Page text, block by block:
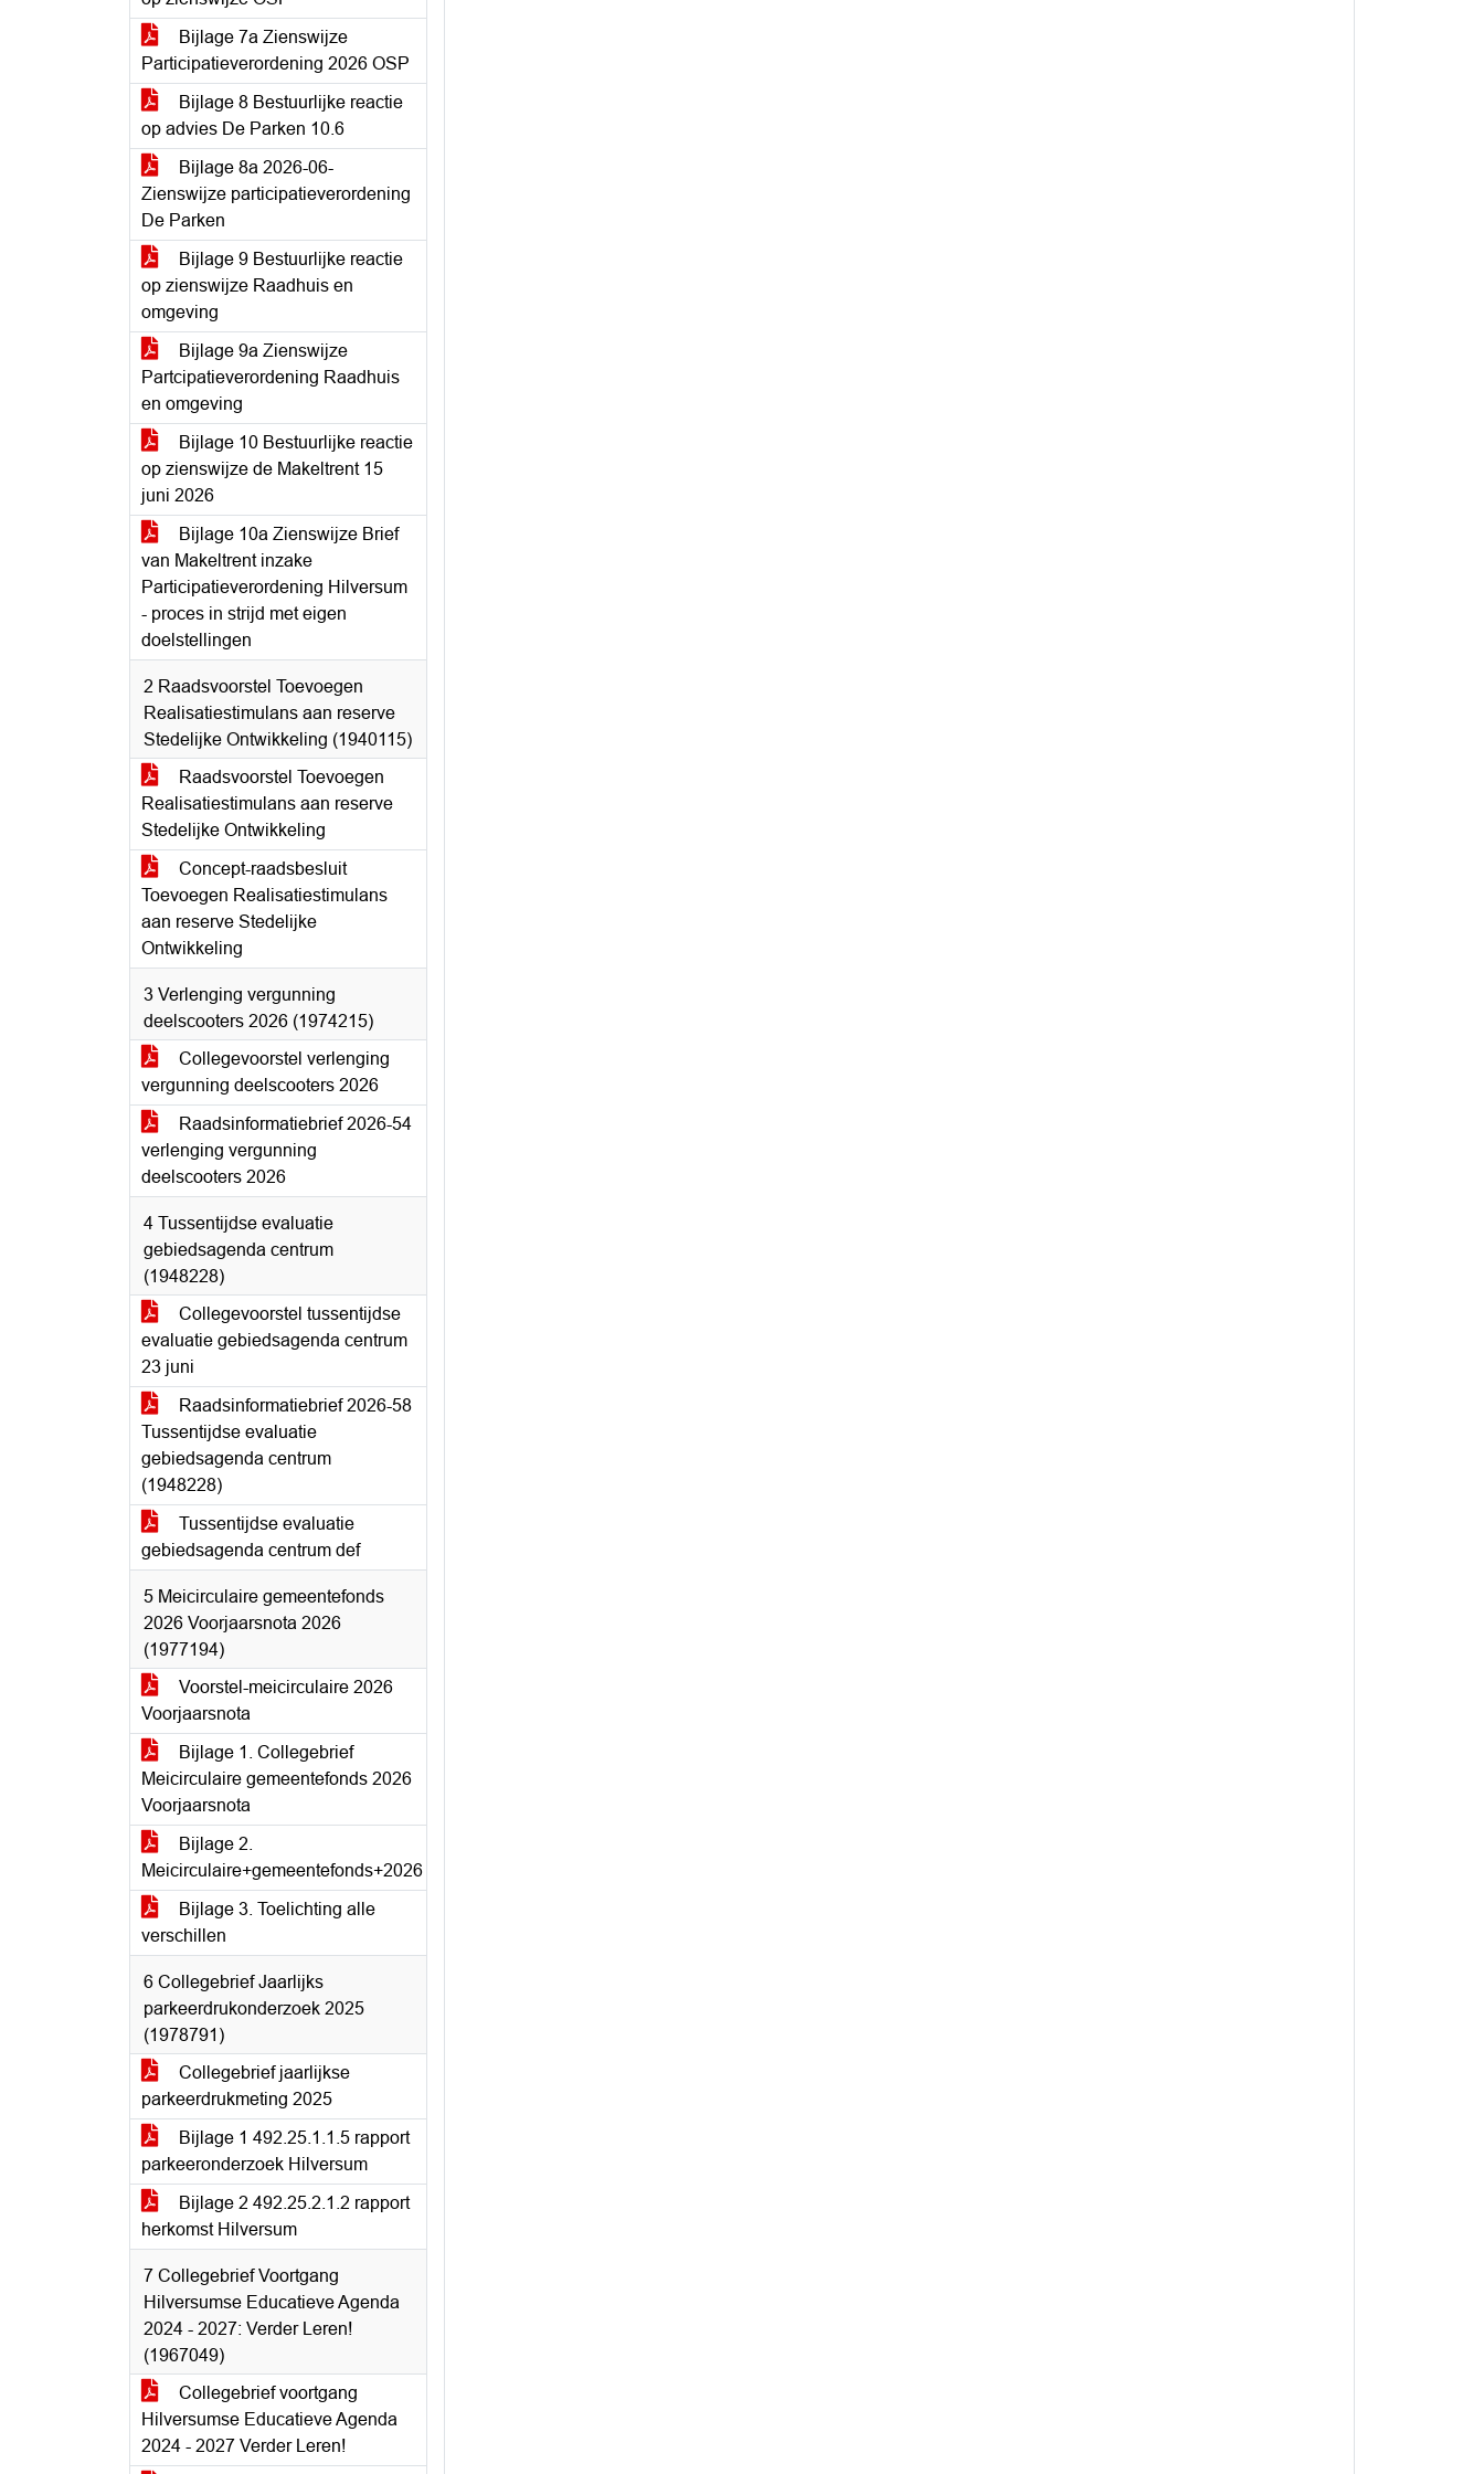
Bijlage 7a Zienswijze
Participatieverordening 2026 OSP
Bijlage 8 Bestuurlijke reactie
op advies De Parken 10.6
Bijlage 8a 2026-06-
Zienswijze participatieverordening
De Parken
Bijlage 9 Bestuurlijke reactie
op zienswijze Raadhuis en
omgeving
Bijlage 9a Zienswijze
Partcipatieverordening Raadhuis
en omgeving
Bijlage 10 Bestuurlijke reactie
op zienswijze de Makeltrent 15
juni 2026
Bijlage 10a Zienswijze Brief
van Makeltrent inzake
Participatieverordening Hilversum
- proces in strijd met eigen
doelstellingen
2 Raadsvoorstel Toevoegen
Realisatiestimulans aan reserve
Stedelijke Ontwikkeling (1940115)
Raadsvoorstel Toevoegen
Realisatiestimulans aan reserve
Stedelijke Ontwikkeling
Concept-raadsbesluit
Toevoegen Realisatiestimulans
aan reserve Stedelijke
Ontwikkeling
3 Verlenging vergunning
deelscooters 2026 (1974215)
Collegevoorstel verlenging
vergunning deelscooters 2026
Raadsinformatiebrief 2026-54
verlenging vergunning
deelscooters 2026
4 Tussentijdse evaluatie
gebiedsagenda centrum
(1948228)
Collegevoorstel tussentijdse
evaluatie gebiedsagenda centrum
23 juni
Raadsinformatiebrief 2026-58
Tussentijdse evaluatie
gebiedsagenda centrum
(1948228)
Tussentijdse evaluatie
gebiedsagenda centrum def
5 Meicirculaire gemeentefonds
2026 Voorjaarsnota 2026
(1977194)
Voorstel-meicirculaire 2026
Voorjaarsnota
Bijlage 1. Collegebrief
Meicirculaire gemeentefonds 2026
Voorjaarsnota
Bijlage 2.
Meicirculaire+gemeentefonds+2026
Bijlage 3. Toelichting alle
verschillen
6 Collegebrief Jaarlijks
parkeerdrukonderzoek 2025
(1978791)
Collegebrief jaarlijkse
parkeerdrukmeting 2025
Bijlage 1 492.25.1.1.5 rapport
parkeeronderzoek Hilversum
Bijlage 2 492.25.2.1.2 rapport
herkomst Hilversum
7 Collegebrief Voortgang
Hilversumse Educatieve Agenda
2024 - 2027: Verder Leren!
(1967049)
Collegebrief voortgang
Hilversumse Educatieve Agenda
2024 - 2027 Verder Leren!